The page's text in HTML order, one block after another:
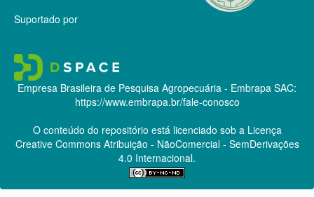
Suportado por
Empresa Brasileira de Pesquisa Agropecuária - Embrapa SAC:
https://www.embrapa.br/fale-conosco
O conteúdo do repositório está licenciado sob a Licença
Creative CommonsAtribuição - NãoComercial - SemDerivações
4.0 Internacional.